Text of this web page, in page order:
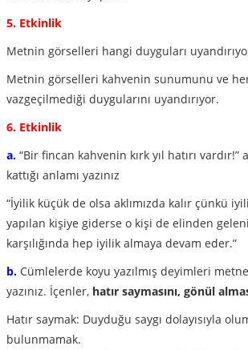
5. Etkinlik
Metnin görselleri hangi duyguları
Metnin görselleri kahvenin sunumunu ve
vazgeçilmediği duygularını uyandırıyor.
6. Etkinlik
a. “Bir fincan kahvenin kırk yıl hatırı
kattığı anlamı yazınız
“İyilik küçük de olsa aklımızda kalır çünkü
yapılan kişiye giderse o kişi de elinden
karşılığında hep iyilik almaya devam eder.”
b. Cümlelerde koyu yazılmış deyimleri metne
yazınız. İçenler, hatır saymasını, gönül
Hatır saymak: Duyduğu saygı dolayısıyla
bulunmamak.